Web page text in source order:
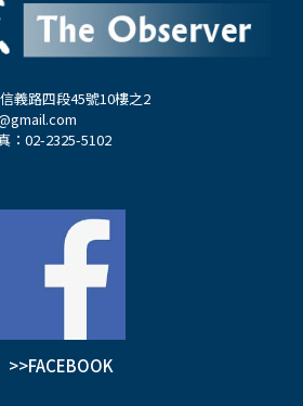
義路四段45號10樓之2
：02-2325-5102
>>FACEBOOK